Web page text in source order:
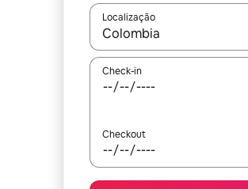
Localização
Quando os resultados
Check-in
Checkout